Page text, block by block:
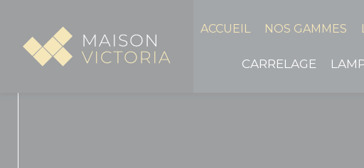
ACCUEIL NOS GAMMES
CARRELAGE